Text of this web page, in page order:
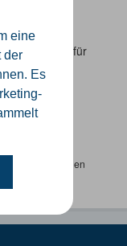
eine
der
Es
Zuständig für
sind in
sich bitte an einen